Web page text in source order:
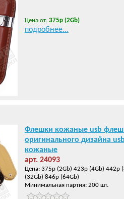
Цена от: 375р (2Gb)
подробнее...
Флешки кожаные usb флеш
оригинального дизайна
кожаные
арт. 24093
Цена: 375р (2Gb) 423р (4Gb) 442р
(32Gb) 846р (64Gb)
Минимальная партия: 200 шт.